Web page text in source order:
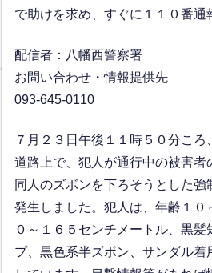
で助けを求め、すぐに１１０番通
配信者：八幡西警察署
お問い合わせ・情報提供先
093-645-0110
７月２３日午後１１時５０分こ
道路上で、犯人が通行中の被害者
同人のズボンを下ろそうとした
発生しました。犯人は、年齢１０
０～１６５センチメートル、黒髪
プ、黒色系半ズボン、サンダル着